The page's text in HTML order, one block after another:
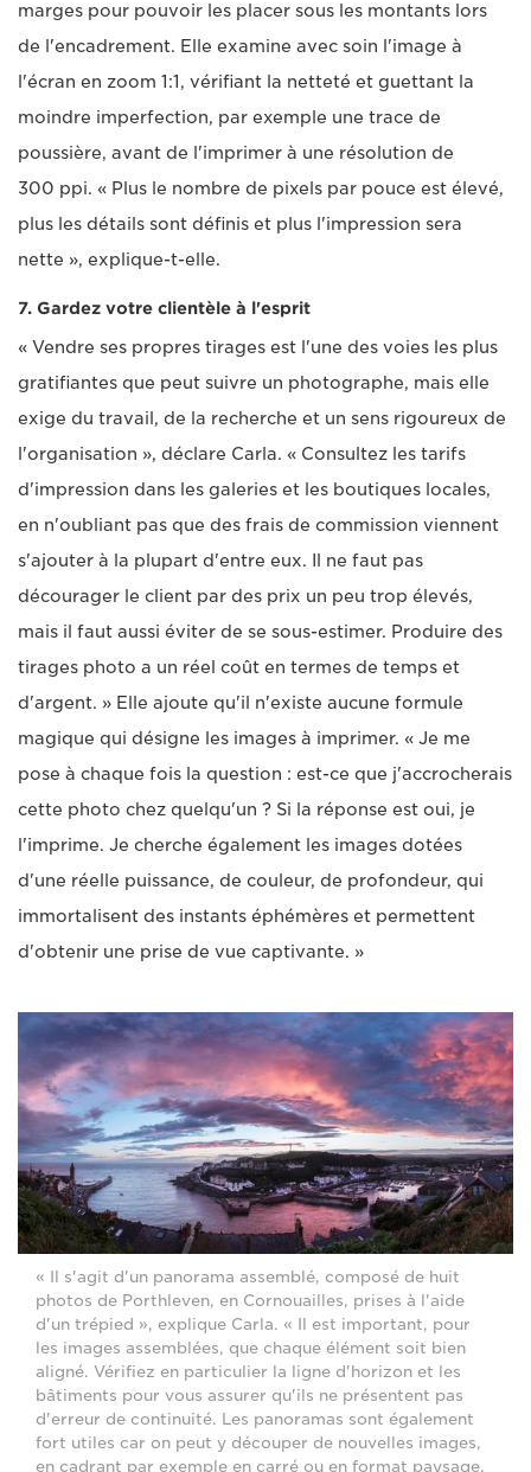
marges pour pouvoir les placer sous les montants lors
de l'encadrement. Elle examine avec soin l'image à
l'écran en zoom 1:1, vérifiant la netteté et guettant la
moindre imperfection, par exemple une trace de
poussière, avant de l'imprimer à une résolution de
300 ppi. « Plus le nombre de pixels par pouce est élevé,
plus les détails sont définis et plus l'impression sera
nette », explique-t-elle.
7. Gardez votre clientèle à l'esprit
« Vendre ses propres tirages est l'une des voies les plus
gratifiantes que peut suivre un photographe, mais elle
exige du travail, de la recherche et un sens rigoureux de
l'organisation », déclare Carla. « Consultez les tarifs
d'impression dans les galeries et les boutiques locales,
en n'oubliant pas que des frais de commission viennent
s'ajouter à la plupart d'entre eux. Il ne faut pas
décourager le client par des prix un peu trop élevés,
mais il faut aussi éviter de se sous-estimer. Produire des
tirages photo a un réel coût en termes de temps et
d'argent. » Elle ajoute qu'il n'existe aucune formule
magique qui désigne les images à imprimer. « Je me
pose à chaque fois la question : est-ce que j'accrocherais
cette photo chez quelqu'un ? Si la réponse est oui, je
l'imprime. Je cherche également les images dotées
d'une réelle puissance, de couleur, de profondeur, qui
immortalisent des instants éphémères et permettent
d'obtenir une prise de vue captivante. »
« Il s'agit d'un panorama assemblé, composé de huit
photos de Porthleven, en Cornouailles, prises à l'aide
d'un trépied », explique Carla. « Il est important, pour
les images assemblées, que chaque élément soit bien
aligné. Vérifiez en particulier la ligne d'horizon et les
bâtiments pour vous assurer qu'ils ne présentent pas
d'erreur de continuité. Les panoramas sont également
fort utiles car on peut y découper de nouvelles images,
en cadrant par exemple en carré ou en format paysage,